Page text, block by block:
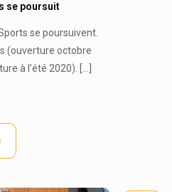
se poursuit
se poursuivent.
(ouverture octobre
à l’été 2020).